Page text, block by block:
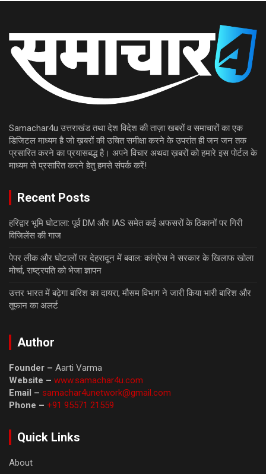
Samachar4u उत्तराखंड तथा देश विदेश की ताज़ा खबरों व समाचारों का एक
डिजिटल माध्यम है जो ख़बरों की उचित समीक्षा करने के उपरांत ही जन जन तक
प्रसारित करने का प्रयासबद्ध है। अपने विचार अथवा ख़बरों को हमारे इस पोर्टल के
माध्यम से प्रसारित करने हेतु हमसे संपर्क करें!
Recent Posts
हरिद्वार भूमि घोटाला: पूर्व DM और IAS समेत कई अफसरों के ठिकानों पर गिरी
विजिलेंस की गाज
पेपर लीक और घोटालों पर देहरादून में बवाल: कांग्रेस ने सरकार के खिलाफ खोला
मोर्चा, राष्ट्रपति को भेजा ज्ञापन
उत्तर भारत में बढ़ेगा बारिश का दायरा, मौसम विभाग ने जारी किया भारी बारिश और
तूफान का अलर्ट
Author
Founder – Aarti Varma
Website – www.samachar4u.com
Email – samachar4unetwork@gmail.com
Phone – +91 95571 21559
Quick Links
About